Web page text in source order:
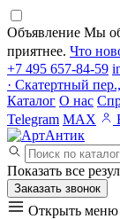
Объявление Мы
приятнее. Что
+7 495 657-84-59
· Скатертный
Каталог О нас
Telegram MAX
Показать все
Заказать звонок
Открыть меню